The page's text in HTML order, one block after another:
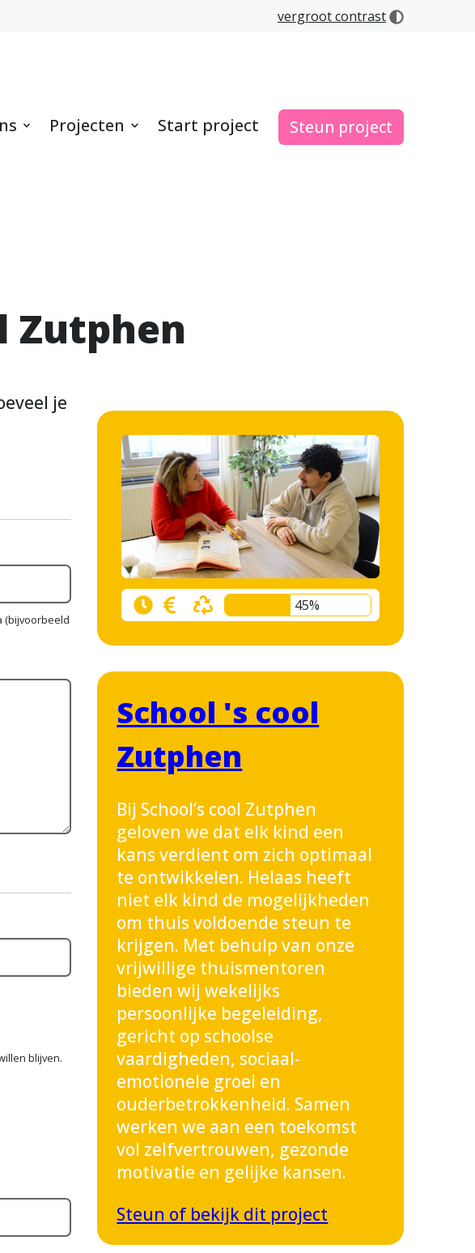
vergroot contrast
Projecten Start project Steun project
Zutphen
je
(bijvoorbeeld
blijven.
45%
School 's cool
Zutphen
Bij School’s cool Zutphen
geloven we dat elk kind een
kans verdient om zich optimaal
te ontwikkelen. Helaas heeft
niet elk kind de mogelijkheden
om thuis voldoende steun te
krijgen. Met behulp van onze
vrijwillige thuismentoren
bieden wij wekelijks
persoonlijke begeleiding,
gericht op schoolse
vaardigheden, sociaal-
emotionele groei en
ouderbetrokkenheid. Samen
werken we aan een toekomst
vol zelfvertrouwen, gezonde
motivatie en gelijke kansen.
Steun of bekijk dit project